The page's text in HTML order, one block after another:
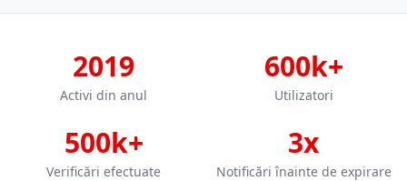
2019
Activi din anul
600k+
Utilizatori
500k+
Verificări efectuate
3x
Notificări înainte de expirare